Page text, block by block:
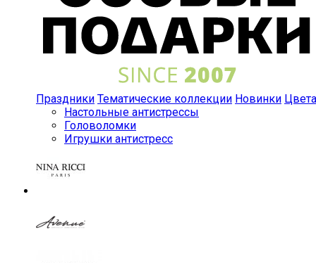
Праздники Тематические коллекции Новинки Цвета
Настольные антистрессы
Головоломки
Игрушки антистресс